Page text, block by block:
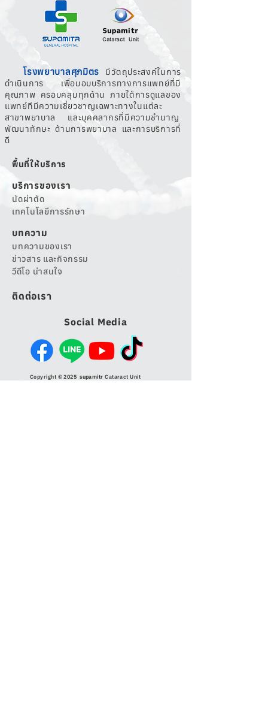
โรงพยาบาลศุภมิตร มีวัตถุประสงค์ในการ
ดำเนินการ เพื่อมอบบริการทางการแพทย์ที่มี
คุณภาพ ครอบคลุมทุกด้าน ภายใต้การดูแลของ
แพทย์ทีมีความเชี่ยวชาญเฉพาะทางในแต่ละ
สาขาพยาบาล และบุคคลากรที่มีความชำนาญ
พัฒนาทักษะ ด้านการพยาบาล และการบริการที่
ดี
พื้นที่ให้บริการ
บริการของเรา
นัดผ่าตัด
เทคโนโลยีการรักษา
บทความ
บทความของเรา
ข่าวสาร และกิจกรรม
วีดีโอ น่าสนใจ
ติดต่อเรา
Social Media
Copyright © 2025 supamitr Cataract Unit